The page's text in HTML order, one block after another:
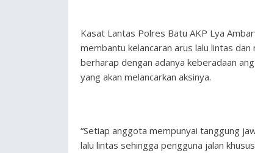
Kasat Lantas Polres Batu AKP Lya
membantu kelancaran arus lalu lintas
berharap dengan adanya keberadaan
yang akan melancarkan aksinya.
“Setiap anggota mempunyai tanggung
lalu lintas sehingga pengguna jalan